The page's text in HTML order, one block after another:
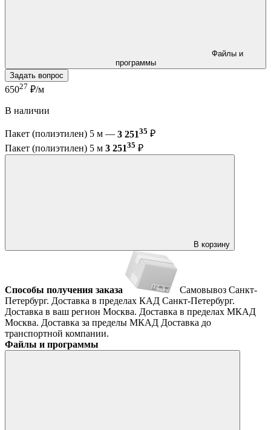
программы
Задать вопрос
65027 ₽/м
В наличии
Пакет (полиэтилен) 5 м — 3 25135 ₽
Пакет (полиэтилен) 5 м 3 25135 ₽
В корзину
Способы получения заказа Самовывоз Санкт-
Петербург. Доставка в пределах КАД Санкт-Петербург.
Доставка в ваш регион Москва. Доставка в пределах МКАД
Москва. Доставка за пределы МКАД Доставка до
транспортной компании.
Файлы и программы